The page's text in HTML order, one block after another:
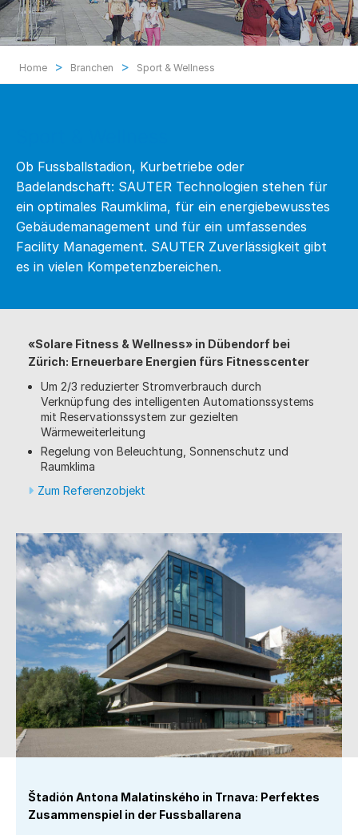
Home > Branchen > Sport & Wellness
Ob Fussballstadion, Kurbetriebe oder
Badelandschaft: SAUTER Technologien stehen für
ein optimales Raumklima, für ein energiebewusstes
Gebäudemanagement und für ein umfassendes
Facility Management. SAUTER Zuverlässigkeit gibt
es in vielen Kompetenzbereichen.
«Solare Fitness & Wellness» in Dübendorf bei
Zürich: Erneuerbare Energien fürs Fitnesscenter
Um 2/3 reduzierter Stromverbrauch durch
Verknüpfung des intelligenten Automationssystems
mit Reservationssystem zur gezielten
Wärmeweiterleitung
Regelung von Beleuchtung, Sonnenschutz und
Raumklima
Zum Referenzobjekt
Štadión Antona Malatinského in Trnava: Perfektes
Zusammenspiel in der Fussballarena